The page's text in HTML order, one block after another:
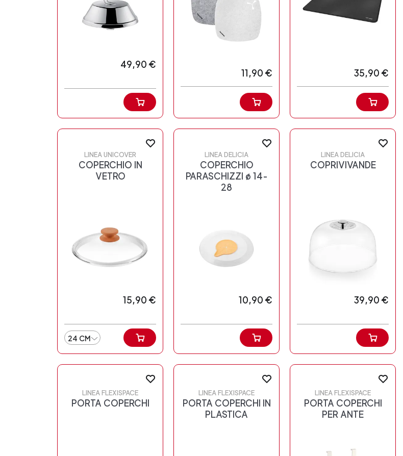
49,90 €
11,90 € 35,90 €
LINEA UNICOVER
COPERCHIO IN
VETRO
15,90 €
24 CM
LINEA DELICIA
COPERCHIO
PARASCHIZZI ø 14-
28
10,90 €
LINEA DELICIA
COPRIVIVANDE
39,90 €
LINEA FLEXISPACE
PORTA COPERCHI
LINEA FLEXISPACE
PORTA COPERCHI IN
PLASTICA
LINEA FLEXISPACE
PORTA COPERCHI
PER ANTE